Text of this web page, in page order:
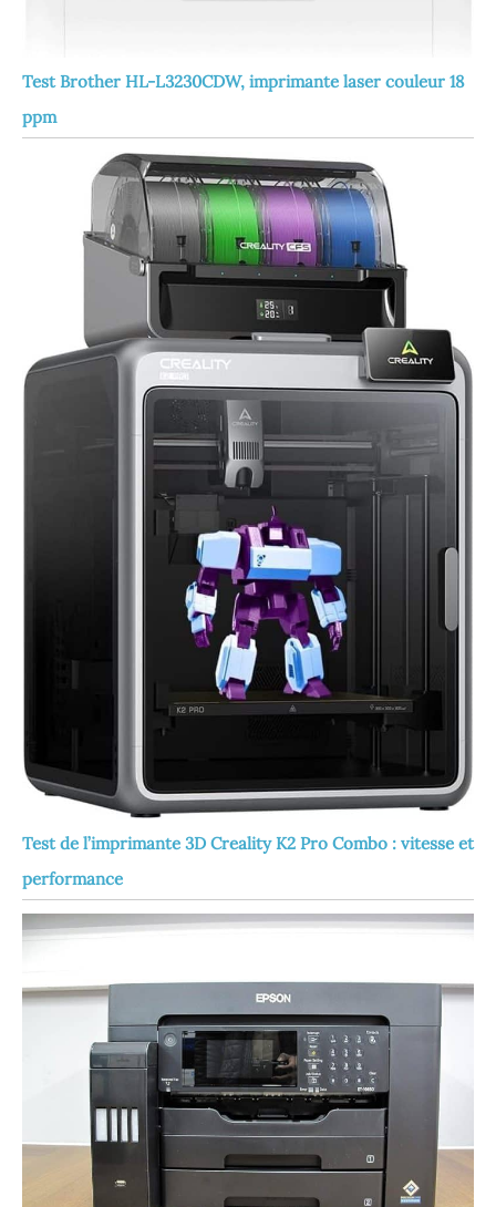
Test Brother HL-L3230CDW, imprimante laser couleur 18
ppm
Test de l’imprimante 3D Creality K2 Pro Combo : vitesse et
performance